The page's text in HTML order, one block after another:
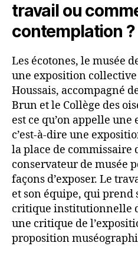
travail ou
contemplation ?
Les écotones, le musée
une exposition
Houssais, accompagné
Brun et le Collège des
est ce qu’on appelle une
c’est-à-dire une
la place de commissaire
conservateur de musée
façons d’exposer. Le
et son équipe, qui prend
critique institutionnelle
une critique de
proposition